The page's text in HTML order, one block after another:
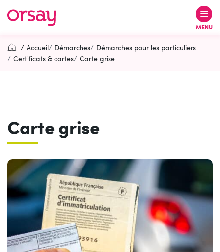
navigation
au
au
page
Ville d’Orsay MENU
Contactez-nous
Accueil Démarches
Démarches pour les particuliers
Certificats & cartes
Carte grise
Carte grise